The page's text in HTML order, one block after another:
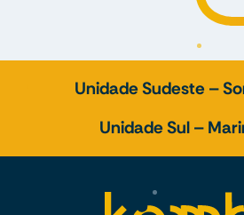
Unidade Sudeste –
Unidade Sul –